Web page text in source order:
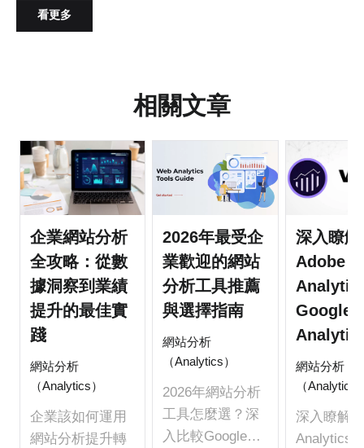
看更多
相關文章
企業網站分析
全攻略：從數
據洞察到業績
提升的最佳實
踐
網站分析
（Analytics）
企業該如何運用
網站分析提升轉
2026年最受企
業歡迎的網站
分析工具推薦
與選擇指南
網站分析
（Analytics）
2026年網站分析
工具怎麼選？深
入比較Google
深入瞭解
Adobe
Google
網站分析
（Analytics
深入瞭解
Analytics